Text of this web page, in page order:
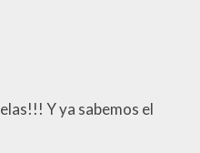
Y ya sabemos el